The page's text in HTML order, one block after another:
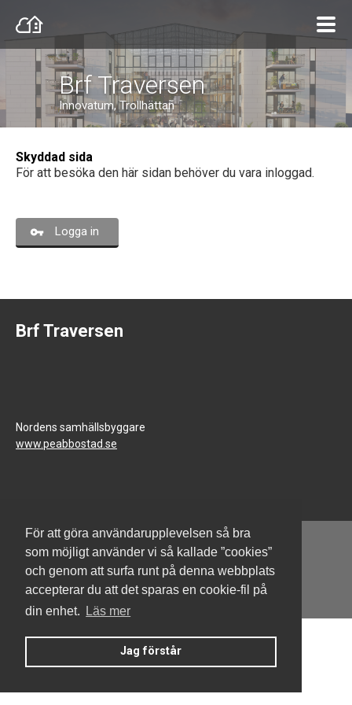
För att göra användarupplevelsen så bra
som möjligt använder vi så kallade ”cookies”
och genom att surfa runt på denna webbplats
accepterar du att det sparas en cookie-fil på
din enhet.
Läs mer
Jag förstår
Brf Traversen
Innovatum, Trollhättan
Skyddad sida
För att besöka den här sidan behöver du vara inloggad.
Logga in
Brf Traversen
Nordens samhällsbyggare
www.peabbostad.se
Denna hemsida är byggd med Smart Brf ®